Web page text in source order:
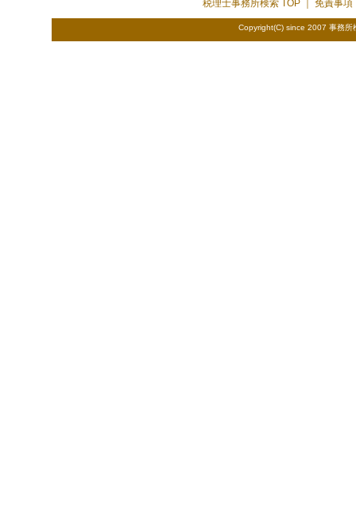
税理士事務所検索TOP ｜ 免責事項
Copyright(C) since 2007 事務所